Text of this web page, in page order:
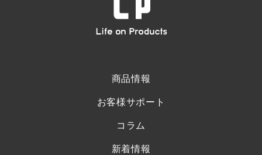
商品情報
お客様サポート
コラム
新着情報